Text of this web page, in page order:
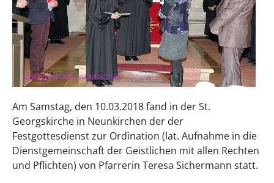
Am Samstag, den 10.03.2018 fand in der St.
Georgskirche in Neunkirchen der der
Festgottesdienst zur Ordination (lat. Aufnahme in die
Dienstgemeinschaft der Geistlichen mit allen Rechten
und Pflichten) von Pfarrerin Teresa Sichermann statt.